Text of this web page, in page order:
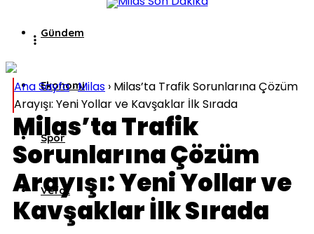
Gündem
Ekonomi
Spor
Vefat
Ana Sayfa›Milas › Milas’ta Trafik Sorunlarına Çözüm
Arayışı: Yeni Yollar ve Kavşaklar İlk Sırada
Milas’ta Trafik
Sorunlarına Çözüm
Arayışı: Yeni Yollar ve
Kavşaklar İlk Sırada